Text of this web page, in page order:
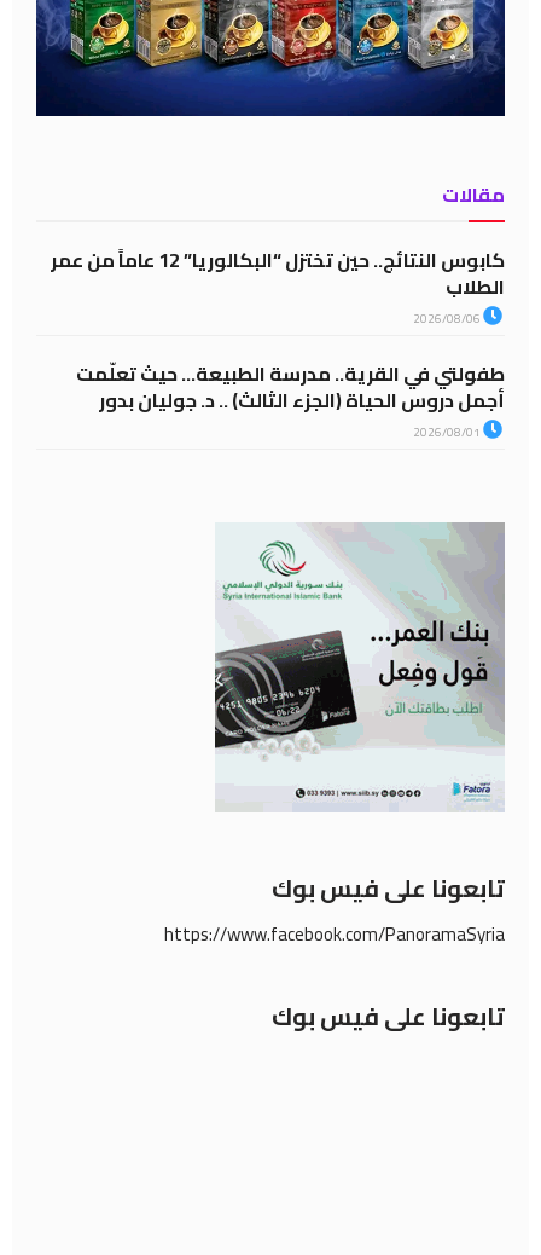
مقالات
كابوس النتائج.. حين تختزل “البكالوريا” 12 عاماً من عمر
الطلاب
طفولتي في القرية.. مدرسة الطبيعة… حيث تعلّمت
أجمل دروس الحياة (الجزء الثالث) .. د. جوليان بدور
تابعونا على فيس بوك
https://www.facebook.com/PanoramaSyria
تابعونا على فيس بوك